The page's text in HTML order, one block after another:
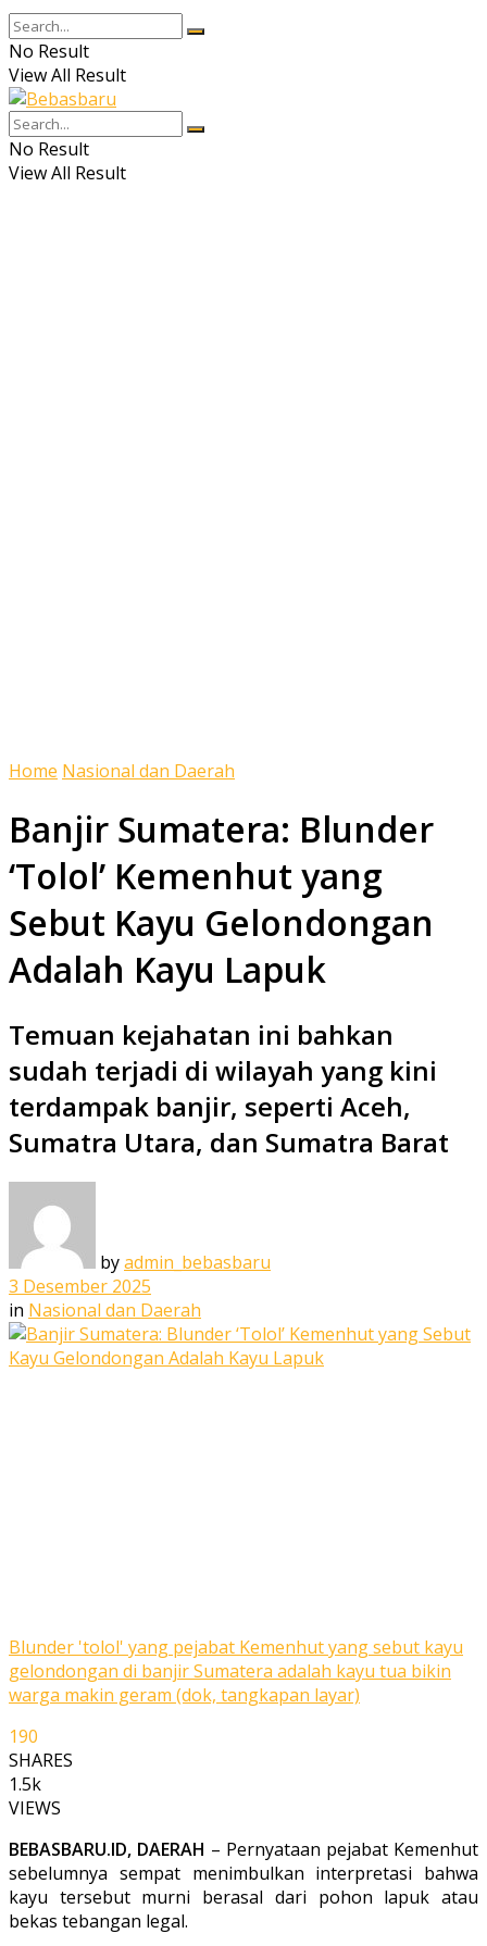
No Result
View All Result
No Result
View All Result
Home Nasional dan Daerah
Banjir Sumatera: Blunder
‘Tolol’ Kemenhut yang
Sebut Kayu Gelondongan
Adalah Kayu Lapuk
Temuan kejahatan ini bahkan
sudah terjadi di wilayah yang kini
terdampak banjir, seperti Aceh,
Sumatra Utara, dan Sumatra Barat
byadmin_bebasbaru
3 Desember 2025
in Nasional dan Daerah
Blunder 'tolol' yang pejabat Kemenhut yang sebut kayu
gelondongan di banjir Sumatera adalah kayu tua bikin
warga makin geram (dok, tangkapan layar)
190
SHARES
1.5k
VIEWS
BEBASBARU.ID, DAERAH – Pernyataan pejabat Kemenhut
sebelumnya sempat menimbulkan interpretasi bahwa
kayu tersebut murni berasal dari pohon lapuk atau
bekas tebangan legal.